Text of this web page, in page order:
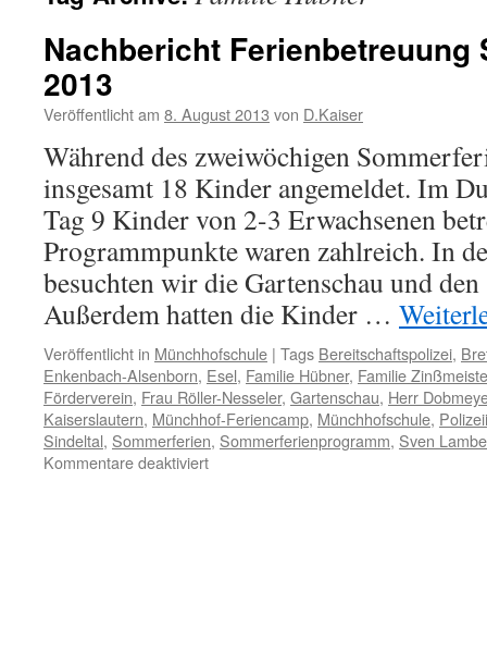
Nachbericht Ferienbetreuung
2013
Veröffentlicht am 8. August 2013 von D.Kaiser
Während des zweiwöchigen
insgesamt 18 Kinder angemeldet. Im
Tag 9 Kinder von 2-3 Erwachsenen
Programmpunkte waren zahlreich. In
besuchten wir die Gartenschau und
Außerdem hatten die Kinder …
Veröffentlicht in Münchhofschule | Tags Bereitschaftspolizei,
Enkenbach-Alsenborn, Esel, Familie Hübner, Familie
Förderverein, Frau Röller-Nesseler, Gartenschau, Herr
Kaiserslautern, Münchhof-Feriencamp, Münchhofschule,
Sindeltal, Sommerferien, Sommerferienprogramm, Sven
Kommentare deaktiviertfür